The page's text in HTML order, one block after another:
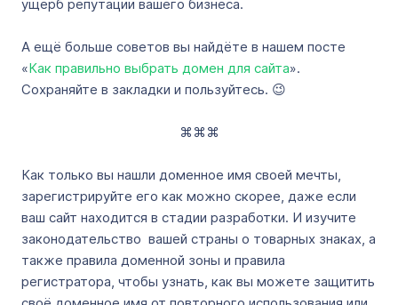
ущерб репутации вашего бизнеса.
А ещё больше советов вы найдёте в нашем посте
«Как правильно выбрать домен для сайта».
Сохраняйте в закладки и пользуйтесь. 😉
⌘⌘⌘
Как только вы нашли доменное имя своей мечты,
зарегистрируйте его как можно скорее, даже если
ваш сайт находится в стадии разработки. И изучите
законодательство вашей страны о товарных знаках, а
также правила доменной зоны и правила
регистратора, чтобы узнать, как вы можете защитить